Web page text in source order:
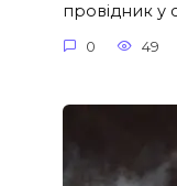
провідник у
0 49